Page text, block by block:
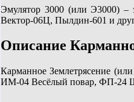
Эмулятор 3000 (или Э3000) –
Вектор-06Ц, Пылдин-601 и
Описание
Карманное Землетрясение
ИМ-04 Весёлый повар, ФП-24